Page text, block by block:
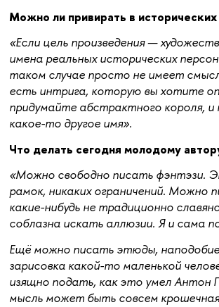
Можно ли привирать в
«Если цель произведения —
имена реальных исторических
таком случае просто не имеет
есть интрига, которую вы хотите
придумайте абстрактного короля, и
какое-то другое имя».
Что делать сегодня молодому
«Можно свободно писать фэнтэзи.
рамок, никаких ограничений. Можно
какие-нибудь не традиционно
соблазна искать аллюзии. Я и сама
Ещё можно писать этюды, наподобие
зарисовка какой-то маленькой
изящно подать, как это умел Антон
мысль может быть совсем